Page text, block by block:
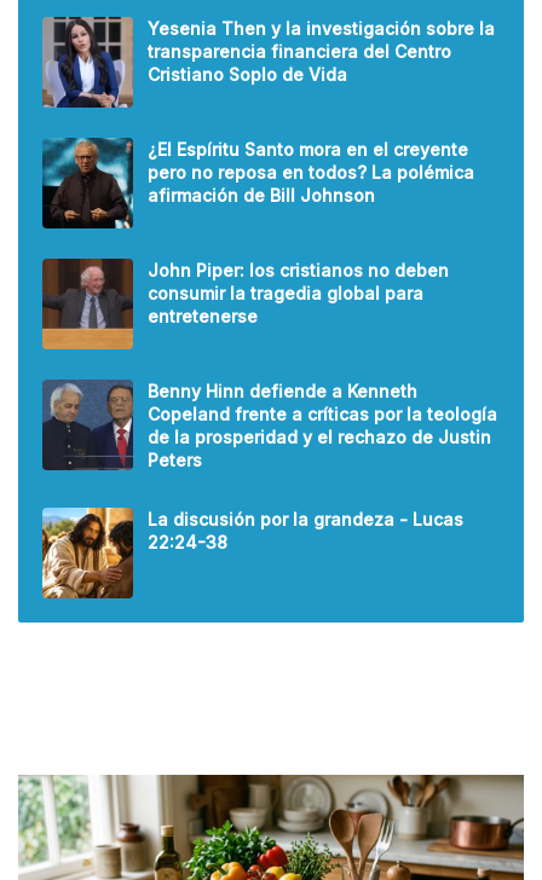
Yesenia Then y la investigación sobre la
transparencia financiera del Centro
Cristiano Soplo de Vida
¿El Espíritu Santo mora en el creyente
pero no reposa en todos? La polémica
afirmación de Bill Johnson
John Piper: los cristianos no deben
consumir la tragedia global para
entretenerse
Benny Hinn defiende a Kenneth
Copeland frente a críticas por la teología
de la prosperidad y el rechazo de Justin
Peters
La discusión por la grandeza - Lucas
22:24-38